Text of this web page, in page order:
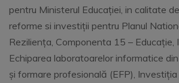
pentru Ministerul Educației, in calitate
reforme si investiții pentru Planul
Reziliența, Componenta 15 – Educație,
Echiparea laboratoarelor informatice
și formare profesională (EFP),